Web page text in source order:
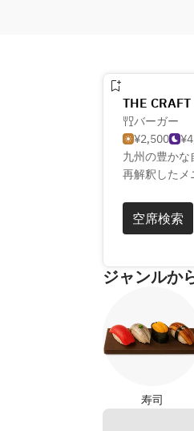
THE
バーガー
¥2,500
九州の豊か
再解釈したメ
の素材を使っ
う。ぜひ特
空席検索
ジャンルか
寿司